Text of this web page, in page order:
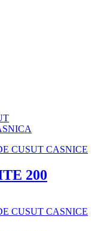
CUSUT CASNICE
200
CUSUT CASNICE